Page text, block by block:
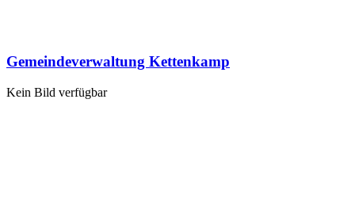
Gemeindeverwaltung Kettenkamp
Kein Bild verfügbar